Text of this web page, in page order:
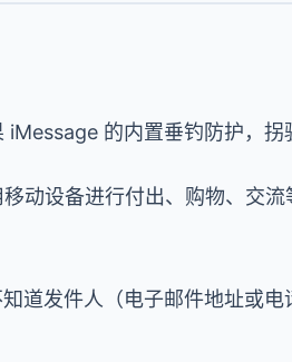
的内置垂钓防护，拐
动设备进行付出、购物、交
道发件人（电子邮件地址或